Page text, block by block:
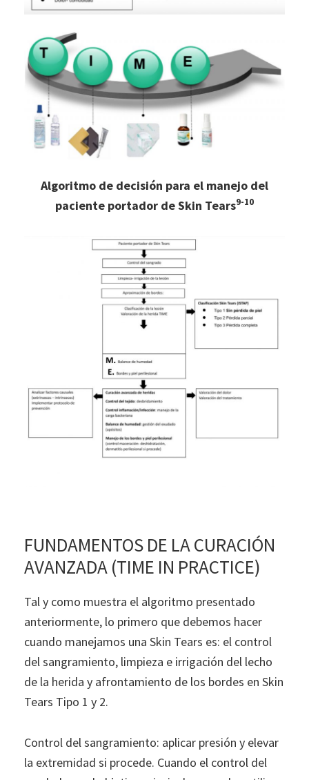
Algoritmo de decisión para el manejo del
paciente portador de Skin Tears9-10
FUNDAMENTOS DE LA CURACIÓN
AVANZADA (TIME IN PRACTICE)
Tal y como muestra el algoritmo presentado
anteriormente, lo primero que debemos hacer
cuando manejamos una Skin Tears es: el control
del sangramiento, limpieza e irrigación del lecho
de la herida y afrontamiento de los bordes en Skin
Tears Tipo 1 y 2.
Control del sangramiento: aplicar presión y elevar
la extremidad si procede. Cuando el control del